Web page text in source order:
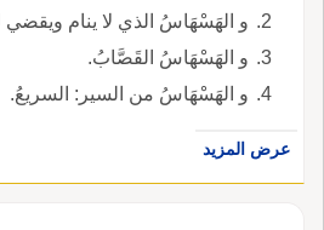
و الهَسْهَاسُ الذي لا ينام ويقضي
و الهَسْهَاسُ القَصَّابُ.
و الهَسْهَاسُ من السير: السريعُ.
عرض المزيد